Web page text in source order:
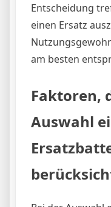
Entscheidung
einen Ersatz
am besten
Faktoren,
Auswahl